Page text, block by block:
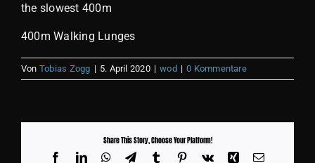
KLASSEN
RECOVERY
the slowest 400m
400m Walking Lunges
Von Tobias Zogg | 5. April 2020 | wod | 0 Kommentare
Share This Story, Choose Your Platform!
FacebookLinkedInWhatsApp
TelegramTumblrPinterest
Vk Xing E-